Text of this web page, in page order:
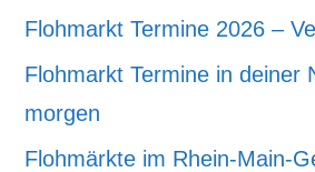
Flohmarkt Termine 2026 –
Flohmarkt Termine in deiner
morgen
Flohmärkte im Rhein-Main-